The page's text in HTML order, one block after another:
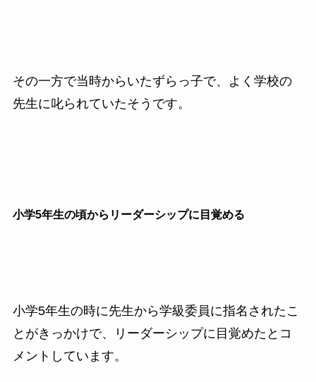
その一方で当時からいたずらっ子で、よく学校の
先生に叱られていたそうです。
小学5年生の頃からリーダーシップに目覚める
小学5年生の時に先生から学級委員に指名されたこ
とがきっかけで、リーダーシップに目覚めたとコ
メントしています。